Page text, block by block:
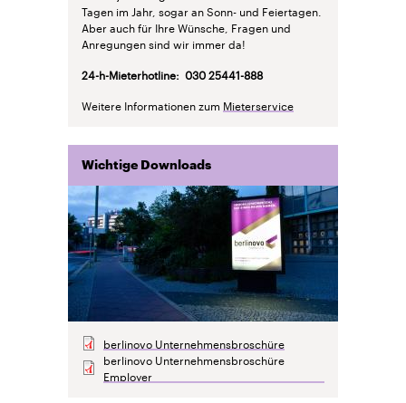
Tagen im Jahr, sogar an Sonn- und Feiertagen.
Aber auch für Ihre Wünsche, Fragen und
Anregungen sind wir immer da!
24-h-Mieterhotline: 030 25441-888
Weitere Informationen zum Mieterservice
Wichtige Downloads
berlinovo Unternehmensbroschüre
berlinovo Unternehmensbroschüre
Employer